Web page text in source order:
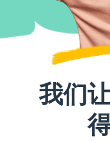
我们